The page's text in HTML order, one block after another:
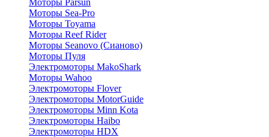
Моторы Parsun
Моторы Sea-Pro
Моторы Toyama
Моторы Reef Rider
Моторы Seanovo (Сианово)
Моторы Пуля
Электромоторы MakoShark
Моторы Wahoo
Электромоторы Flover
Электромоторы MotorGuide
Электромоторы Minn Kota
Электромоторы Haibo
Электромоторы HDX